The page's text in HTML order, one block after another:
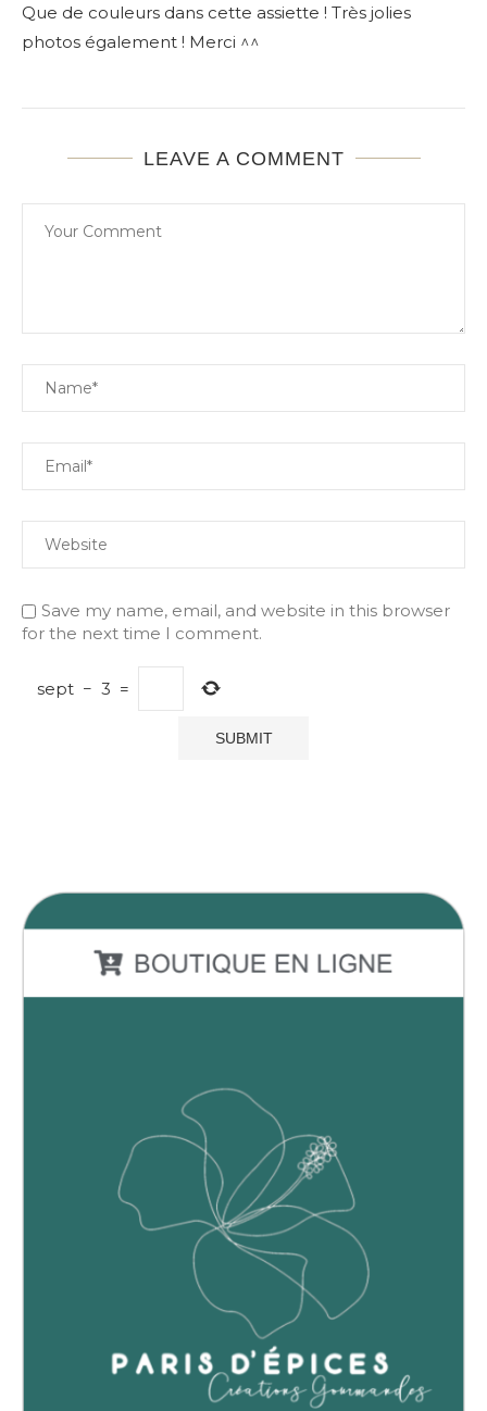
Que de couleurs dans cette assiette ! Très jolies
photos également ! Merci ^^
LEAVE A COMMENT
Save my name, email, and website in this browser
for the next time I comment.
sept − 3 =